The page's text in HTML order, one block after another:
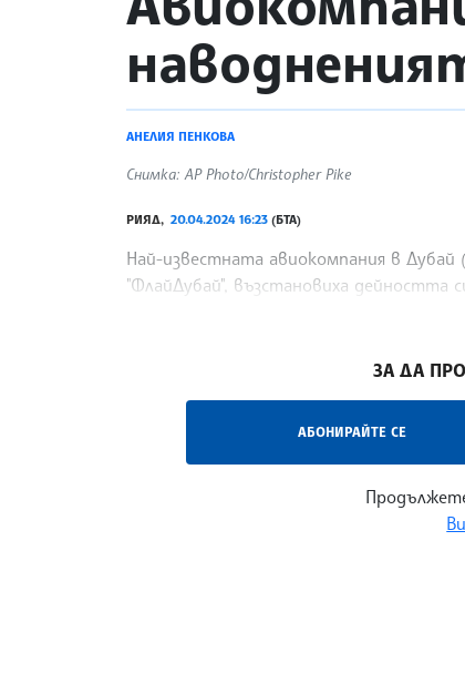
АНЕЛИЯ ПЕНКОВА
Снимка: AP Photo/Christopher Pike
РИЯД, 20.04.2024 16:23 (БТА)
Най-известната авиокомпания в
"ФлайДубай", възстановиха дейността
ЗА ДА
АБОНИРАЙТЕ СЕ